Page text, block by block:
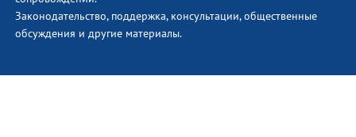
Законодательство, поддержка, консультации, общественные
обсуждения и другие материалы.